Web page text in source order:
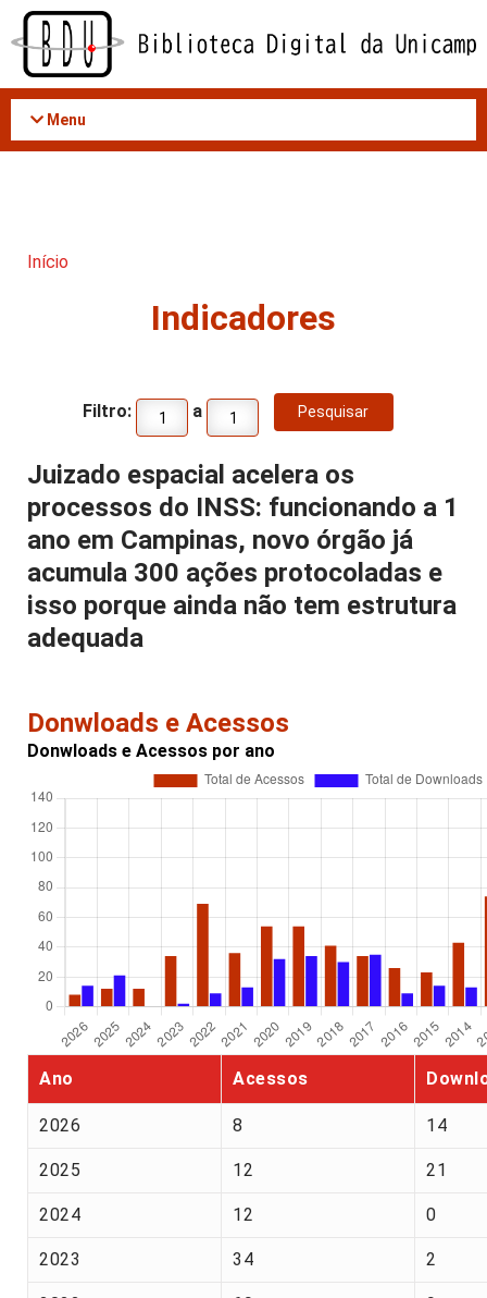
Acessar
conteúdo
Menu
Início
Indicadores
Filtro: a
Juizado espacial acelera os
processos do INSS: funcionando a 1
ano em Campinas, novo órgão já
acumula 300 ações protocoladas e
isso porque ainda não tem estrutura
adequada
Donwloads e Acessos
Donwloads e Acessos por ano
Ano Acessos
2026 8 14
2025 12 21
2024 12 0
2023 34 2